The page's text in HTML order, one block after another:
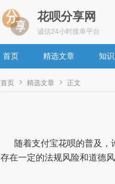
花呗分享网
诚信24小时接单平台
首页 精选文章 知
首页  精选文章  正文
随着支付宝花呗的普及
存在一定的法规风险和道德